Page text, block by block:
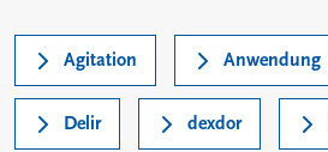
Agitation Anwendung
Delir dexdor